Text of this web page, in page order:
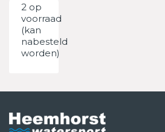
2 op
voorraad
(kan
nabesteld
worden)